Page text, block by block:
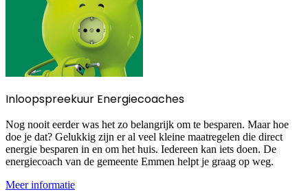
Inloopspreekuur Energiecoaches
Nog nooit eerder was het zo belangrijk om te besparen. Maar hoe
doe je dat? Gelukkig zijn er al veel kleine maatregelen die direct
energie besparen in en om het huis. Iedereen kan iets doen. De
energiecoach van de gemeente Emmen helpt je graag op weg.
Meer informatie